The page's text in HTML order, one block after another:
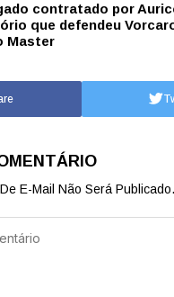
contratado por
que defendeu
Master
E-Mail Não Será Publicado.